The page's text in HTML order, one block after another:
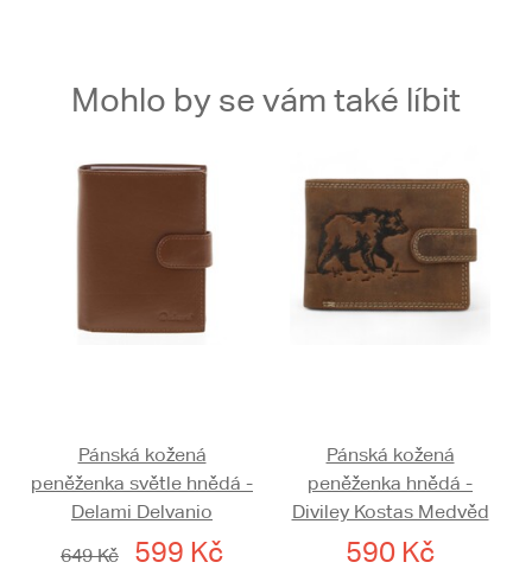
Mohlo by se vám také líbit
Pánská kožená
peněženka světle hnědá -
Delami Delvanio
649 Kč
599 Kč
Pánská kožená
peněženka hnědá -
Diviley Kostas Medvěd
590 Kč